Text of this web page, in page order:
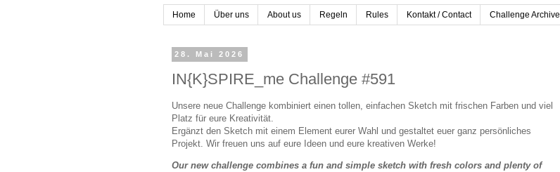
Home Über uns About us Regeln Rules Kontakt / Contact Challenge Archive
28. Mai 2026
IN{K}SPIRE_me Challenge #591
Unsere neue Challenge kombiniert einen tollen, einfachen Sketch mit frischen Farben und viel
Platz für eure Kreativität.
Ergänzt den Sketch mit einem Element eurer Wahl und gestaltet euer ganz persönliches
Projekt. Wir freuen uns auf eure Ideen und eure kreativen Werke!
Our new challenge combines a fun and simple sketch with fresh colors and plenty of